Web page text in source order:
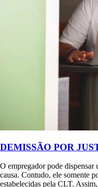
DEMISSÃO POR
O empregador pode
causa. Contudo, ele somente
estabelecidas pela CLT.